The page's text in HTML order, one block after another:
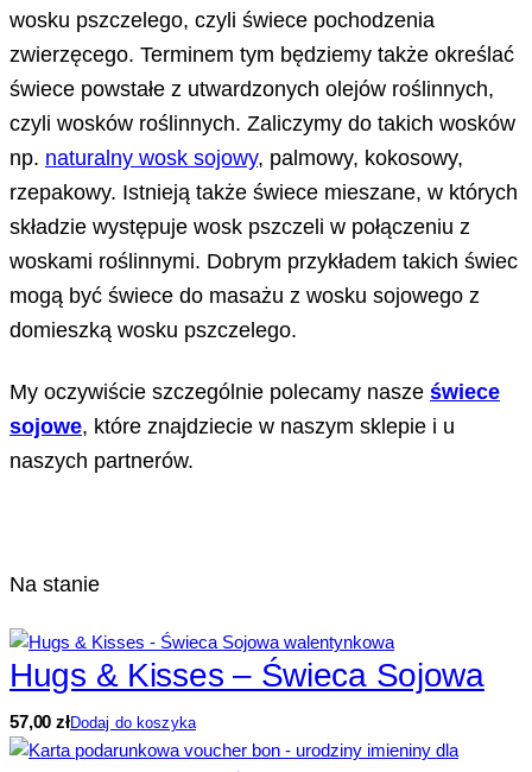
wosku pszczelego, czyli świece pochodzenia
zwierzęcego. Terminem tym będziemy także określać
świece powstałe z utwardzonych olejów roślinnych,
czyli wosków roślinnych. Zaliczymy do takich wosków
np. naturalny wosk sojowy, palmowy, kokosowy,
rzepakowy. Istnieją także świece mieszane, w których
składzie występuje wosk pszczeli w połączeniu z
woskami roślinnymi. Dobrym przykładem takich świec
mogą być świece do masażu z wosku sojowego z
domieszką wosku pszczelego.
My oczywiście szczególnie polecamy nasze świece
sojowe, które znajdziecie w naszym sklepie i u
naszych partnerów.
Na stanie
Hugs & Kisses – Świeca Sojowa
57,00złDodaj do koszyka